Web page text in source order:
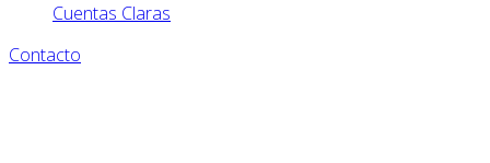
Cuentas Claras
Contacto